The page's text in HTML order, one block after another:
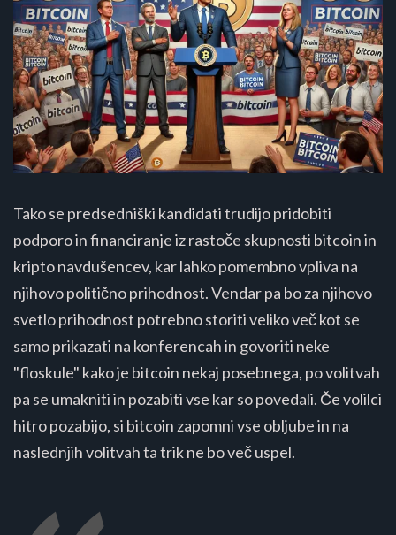
Tako se predsedniški kandidati trudijo pridobiti
podporo in financiranje iz rastoče skupnosti bitcoin in
kripto navdušencev, kar lahko pomembno vpliva na
njihovo politično prihodnost. Vendar pa bo za njihovo
svetlo prihodnost potrebno storiti veliko več kot se
samo prikazati na konferencah in govoriti neke
"floskule" kako je bitcoin nekaj posebnega, po volitvah
pa se umakniti in pozabiti vse kar so povedali. Če volilci
hitro pozabijo, si bitcoin zapomni vse obljube in na
naslednjih volitvah ta trik ne bo več uspel.